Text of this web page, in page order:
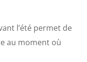
l’été permet de
au moment où